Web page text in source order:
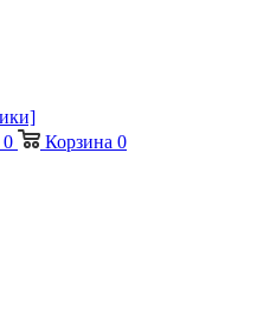
0 Корзина 0